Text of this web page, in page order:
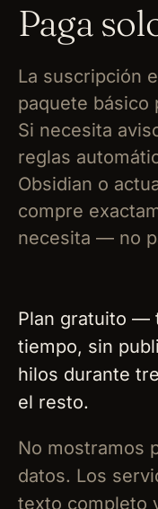
Paga
La suscripción
paquete básico
Si necesita
reglas
Obsidian o
compre
necesita — no
Plan gratuito —
tiempo, sin
hilos durante
el resto.
No mostramos
datos. Los
texto completo